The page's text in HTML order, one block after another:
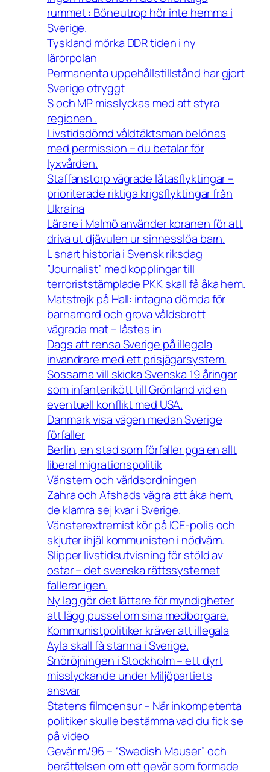
rummet : Böneutrop hör inte hemma i
Sverige.
Tyskland mörka DDR tiden i ny
lärorpolan
Permanenta uppehållstillstånd har gjort
Sverige otryggt
S och MP misslyckas med att styra
regionen .
Livstidsdömd våldtäktsman belönas
med permission – du betalar för
lyxvården.
Staffanstorp vägrade låtasflyktingar –
prioriterade riktiga krigsflyktingar från
Ukraina
Lärare i Malmö använder koranen för att
driva ut djävulen ur sinnesslöa barn.
L snart historia i Svensk riksdag
”Journalist” med kopplingar till
terroriststämplade PKK skall få åka hem.
Matstrejk på Hall: intagna dömda för
barnamord och grova våldsbrott
vägrade mat – låstes in
Dags att rensa Sverige på illegala
invandrare med ett prisjägarsystem.
Sossarna vill skicka Svenska 19 åringar
som infanterikött till Grönland vid en
eventuell konflikt med USA.
Danmark visa vägen medan Sverige
förfaller
Berlin, en stad som förfaller pga en allt
liberal migrationspolitik
Vänstern och världsordningen
Zahra och Afshads vägra att åka hem,
de klamra sej kvar i Sverige.
Vänsterextremist kör på ICE-polis och
skjuter ihjäl kommunisten i nödvärn.
Slipper livstidsutvisning för stöld av
ostar – det svenska rättssystemet
fallerar igen.
Ny lag gör det lättare för myndigheter
att lägg pussel om sina medborgare.
Kommunistpolitiker kräver att illegala
Ayla skall få stanna i Sverige.
Snöröjningen i Stockholm – ett dyrt
misslyckande under Miljöpartiets
ansvar
Statens filmcensur – När inkompetenta
politiker skulle bestämma vad du fick se
på video
Gevär m/96 – “Swedish Mauser” och
berättelsen om ett gevär som formade